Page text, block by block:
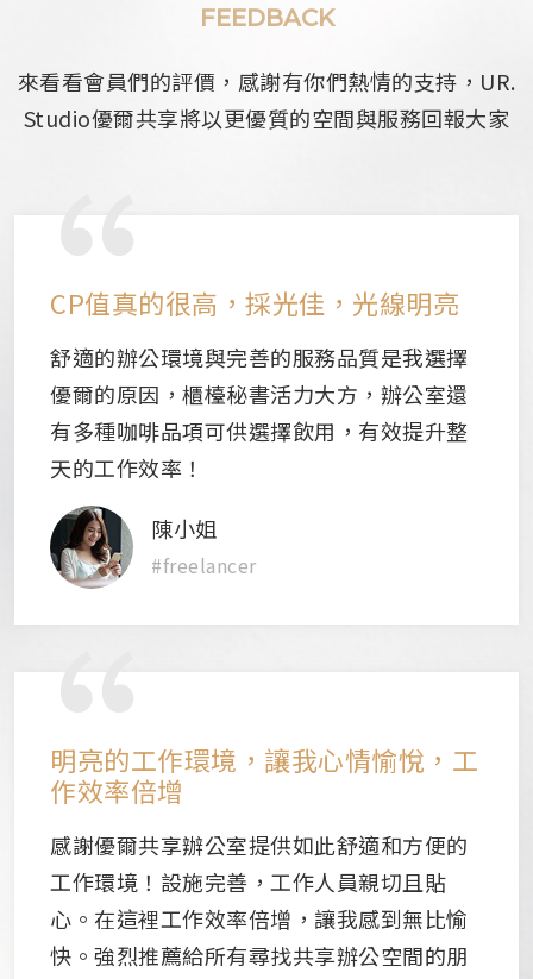
FEEDBACK
來看看會員們的評價，感謝有你們熱情的支持， UR.
Studio優爾共享將以更優質的空間與服務回報大家
CP值真的很高，採光佳，光線明亮
舒適的辦公環境與完善的服務品質是我選擇
優爾的原因，櫃檯秘書活力大方，辦公室還
有多種咖啡品項可供選擇飲用，有效提升整
天的工作效率！
陳小姐
#freelancer
明亮的工作環境，讓我心情愉悅，工
作效率倍增
感謝優爾共享辦公室提供如此舒適和方便的
工作環境！設施完善，工作人員親切且貼
心。在這裡工作效率倍增，讓我感到無比愉
快。強烈推薦給所有尋找共享辦公空間的朋